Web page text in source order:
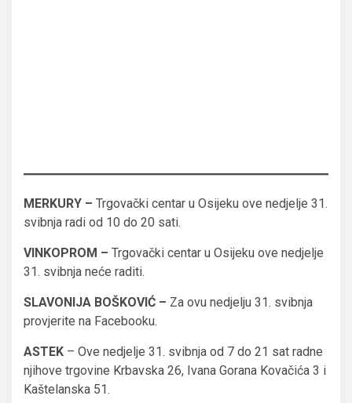
MERKURY – Trgovački centar u Osijeku ove nedjelje 31.
svibnja radi od 10 do 20 sati.
VINKOPROM – Trgovački centar u Osijeku ove nedjelje
31. svibnja neće raditi.
SLAVONIJA BOŠKOVIĆ – Za ovu nedjelju 31. svibnja
provjerite na Facebooku.
ASTEK – Ove nedjelje 31. svibnja od 7 do 21 sat radne
njihove trgovine Krbavska 26, Ivana Gorana Kovačića 3 i
Kaštelanska 51.